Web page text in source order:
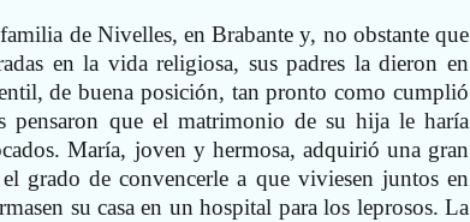
de Nivelles, en Brabante y, no obstante que
en la vida religiosa, sus padres la dieron en
de buena posición, tan pronto como cumplió
pensaron que el matrimonio de su hija le haría
María, joven y hermosa, adquirió una gran
el grado de convencerle a que viviesen juntos en
su casa en un hospital para los leprosos. La